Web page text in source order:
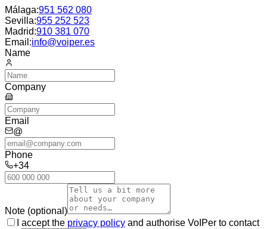
Málaga:951 562 080
Sevilla:955 252 523
Madrid:910 381 070
Email:info@voiper.es
Name
Company
Email
@
Phone
+34
Note (optional)
I accept the privacy policy and authorise VoIPer to contact